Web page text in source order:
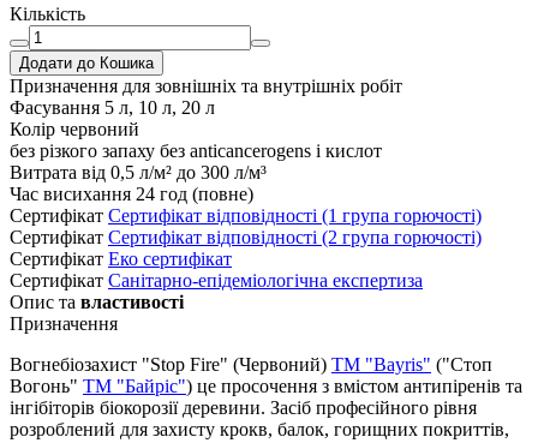
Кількість
Додати до Кошика
Призначення для зовнішніх та внутрішніх робіт
Фасування 5 л, 10 л, 20 л
Колір червоний
без різкого запаху без anticancerogens і кислот
Витрата від 0,5 л/м² до 300 л/м³
Час висихання 24 год (повне)
Сертифікат Cертифікат відповідності (1 група горючості)
Сертифікат Cертифікат відповідності (2 група горючості)
Cертифікат Еко сертифікат
Cертифікат Санітарно-епідеміологічна експертиза
Опис та властивості
Призначення
Вогнебіозахист "Stop Fire" (Червоний) ТМ "Bayris" ("Стоп
Вогонь" ТМ "Байріс") це просочення з вмістом антипіренів та
інгібіторів біокорозії деревини. Засіб професійного рівня
розроблений для захисту крокв, балок, горищних покриттів,